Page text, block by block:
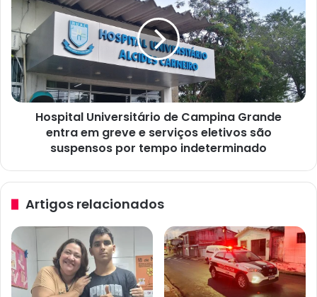
e
t
u
r
a
d
g
d
e
S
ã
s
p
t
a
l
U
á
r
i
o
Hospital Universitário de Campina Grande
entra em greve e serviços eletivos são
suspensos por tempo indeterminado
Artigos relacionados